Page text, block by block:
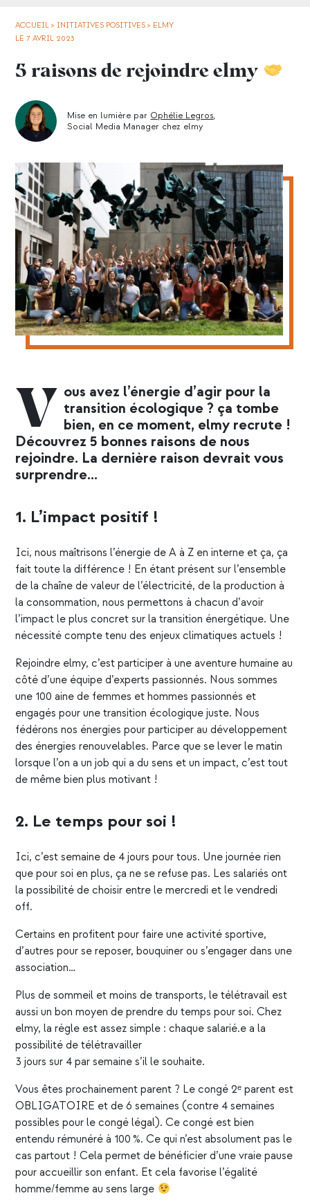
ACCUEIL > INITIATIVES POSITIVES > ELMY
LE 7 AVRIL 2023
5 raisons de rejoindre elmy
Mise en lumière par Ophélie Legros,
Social Media Manager chez elmy
V ous avez l’énergie d’agir pour la
transition écologique ? ça tombe
bien, en ce moment, elmy recrute !
Découvrez 5 bonnes raisons de nous
rejoindre. La dernière raison devrait vous
surprendre…
1. L’impact positif !
Ici, nous maîtrisons l’énergie deA à Z en interne et ça, ça
fait toute la différence ! En étant présent sur l’ensemble
de la chaîne de valeur de l’électricité, de la production à
la consommation, nous permettons à chacun d’avoir
l’impact le plus concret sur la transition énergétique. Une
nécessité compte tenu des enjeux climatiques actuels !
Rejoindre elmy, c’est participer à une aventure humaine au
côté d’une équipe d’experts passionnés. Nous sommes
une 100 aine de femmes et hommes passionnés et
engagés pour une transition écologique juste. Nous
fédérons nos énergies pour participer au développement
des énergies renouvelables. Parce que se lever le matin
lorsque l’on a un job qui a du sens et un impact, c’est tout
de même bien plus motivant !
2. Le temps pour soi !
Ici, c’est semaine de 4 jours pour tous. Une journée rien
que pour soi en plus, ça ne se refuse pas. Les salariés ont
la possibilité de choisir entre le mercredi et le vendredi
off.
Certains en profitent pour faire une activité sportive,
d’autres pour se reposer, bouquiner ou s’engager dans une
association…
Plus de sommeil et moins de transports, le télétravail est
aussi un bon moyen de prendre du temps pour soi. Chez
elmy, la règle est assez simple : chaque salarié.e a la
possibilité de télétravailler
3 jours sur 4 par semaine s’il le souhaite.
Vous êtes prochainement parent ? Le congé 2ᵉ parent est
OBLIGATOIRE et de 6 semaines (contre 4 semaines
possibles pour lecongé légal). Ce congé est bien
entendu rémunéré à 100 %. Ce qui n’est absolument pas le
cas partout ! Cela permet de bénéficier d’une vraie pause
pour accueillir son enfant. Et cela favorise l’égalité
homme/femme au sens large